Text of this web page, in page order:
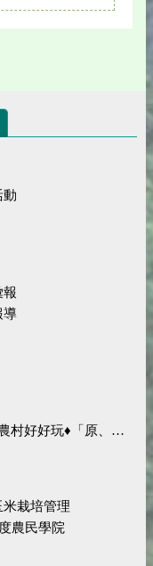
動
報
導
玩♦「原、生、慢、活」四條遊程推薦
米栽培管理
農民學院